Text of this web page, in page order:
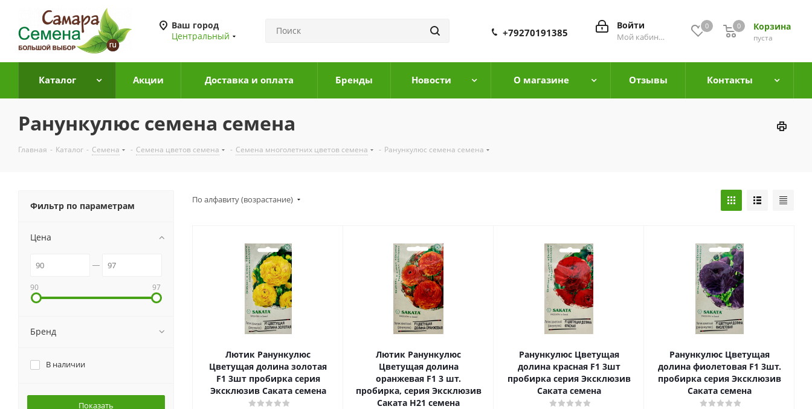
Ваш город
Центральный
0 Корзина
0
пуста
0
Войти
Мой кабинет
+79270191385
Каталог Акции Доставка и оплата Бренды Новости О магазине Отзывы Контакты
Ранункулюс семена семена
Главная - Каталог - Семена - Семена цветов семена - Семена многолетних цветов семена - Ранункулюс семена семена
По алфавиту (возрастание)
Лютик Ранункулюс
Цветущая долина золотая
F1 3шт пробирка серия
Эксклюзив Саката семена
Лютик Ранункулюс
Цветущая долина
оранжевая F1 3 шт.
пробирка, серия Эксклюзив
Саката Н21 семена
Ранункулюс Цветущая
долина красная F1 3шт
пробирка серия Эксклюзив
Саката семена
Ранункулюс Цветущая
долина фиолетовая F1 3шт.
пробирка серия Эксклюзив
Саката семена
Фильтр по параметрам
Цена
90 97
Бренд
В наличии